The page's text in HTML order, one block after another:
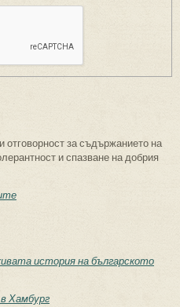
за съдържанието на
и спазване на добрия
история на българското
Хамбург